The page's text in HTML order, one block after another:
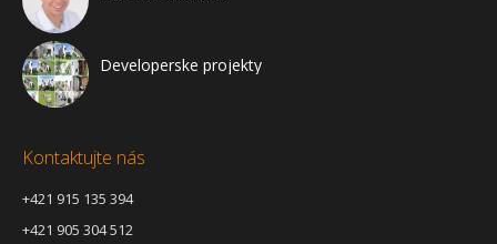
Developerske projekty
Kontaktujte nás
+421 915 135 394
+421 905 304 512